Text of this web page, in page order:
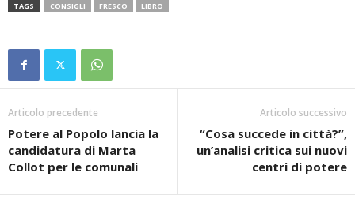
TAGS CONSIGLI FRESCO LIBRO
Articolo precedente
Potere al Popolo lancia la
candidatura di Marta
Collot per le comunali
Articolo successivo
“Cosa succede in città?”,
un’analisi critica sui nuovi
centri di potere